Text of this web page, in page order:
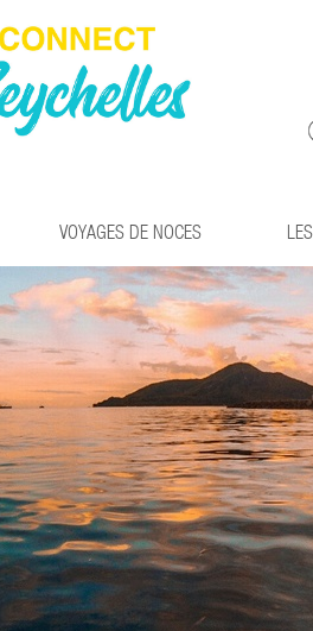
VOYAGES DE NOCES